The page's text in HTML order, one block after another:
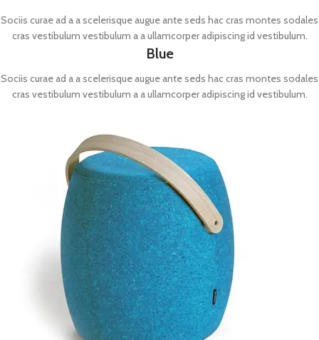
Sociis curae ad a a scelerisque augue ante seds hac cras montes sodales
cras vestibulum vestibulum a a ullamcorper adipiscing id vestibulum.
Blue
Sociis curae ad a a scelerisque augue ante seds hac cras montes sodales
cras vestibulum vestibulum a a ullamcorper adipiscing id vestibulum.